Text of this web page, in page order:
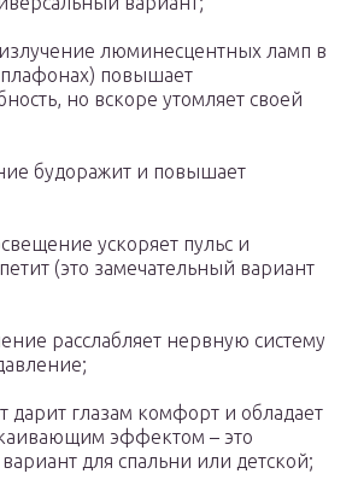
люминесцентных ламп в
повышает
но вскоре утомляет своей
будоражит и повышает
ускоряет пульс и
(это замечательный вариант
расслабляет нервную систему
дарит глазам комфорт и обладает
эффектом – это
для спальни или детской;